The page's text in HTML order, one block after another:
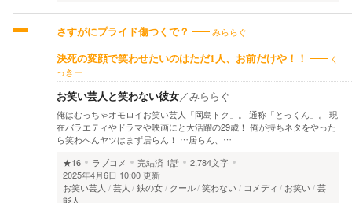
さすがにプライド傷つくで？ みららぐ
決死の変顔で笑わせたいのはただ1人、お前だけや！！
く
っきー
お笑い芸人と笑わない彼女／みららぐ
俺はむっちゃオモロイお笑い芸人「岡島トク」。 通称「とっくん」。 現
在バラエティやドラマや映画にと大活躍の29歳！ 俺が持ちネタをやった
ら笑わへんヤツはまず居らん！ …居らん、…
★16
ラブコメ 完結済 1話
2,784文字
2025年4月6日 10:00 更新
お笑い芸人
芸人 鉄の女 クール 笑わない コメディ お笑い 芸
能人